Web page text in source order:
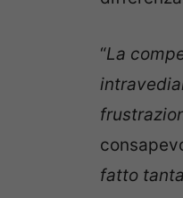
“La
fatto